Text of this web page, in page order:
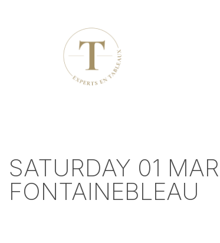
SATURDAY 01
FONTAINEBLEAU